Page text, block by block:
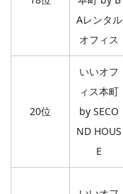
Aレンタル
オフィス
20位
いいオフ
ィス本町
by SECO
ND HOUS
E